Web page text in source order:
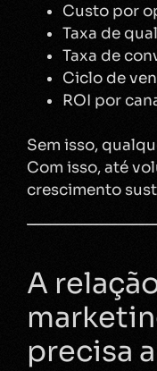
Custo por
Taxa de
Taxa de
Ciclo de
ROI por
Sem isso,
Com isso, até
crescimento
A
precisa